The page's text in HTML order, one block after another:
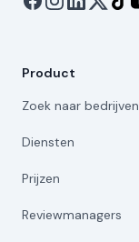
Product
Zoek naar bedrijven
Diensten
Prijzen
Reviewmanagers